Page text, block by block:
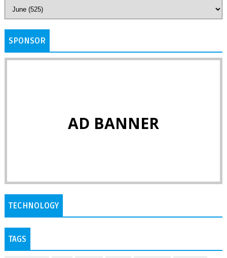
SPONSOR
AD BANNER
TECHNOLOGY
TAGS